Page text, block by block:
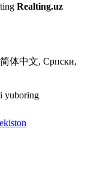
Realting.uz
简体中文, Српски,
yuboring